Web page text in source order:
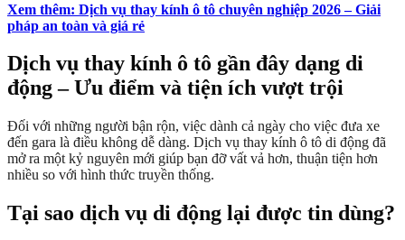
Xem thêm: Dịch vụ thay kính ô tô chuyên nghiệp 2026 – Giải
pháp an toàn và giá rẻ
Dịch vụ thay kính ô tô gần đây dạng di
động – Ưu điểm và tiện ích vượt trội
Đối với những người bận rộn, việc dành cả ngày cho việc đưa xe
đến gara là điều không dễ dàng. Dịch vụ thay kính ô tô di động đã
mở ra một kỷ nguyên mới giúp bạn đỡ vất vả hơn, thuận tiện hơn
nhiều so với hình thức truyền thống.
Tại sao dịch vụ di động lại được tin dùng?